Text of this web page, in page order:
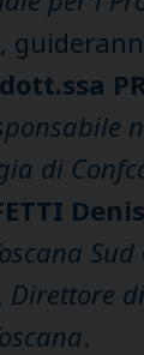
dott.ssa
di
Sud
, Direttore di
.